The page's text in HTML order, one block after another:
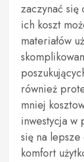
zaczynać się
ich koszt
materiałów
również
mniej
inwestycja w
się na
komfort